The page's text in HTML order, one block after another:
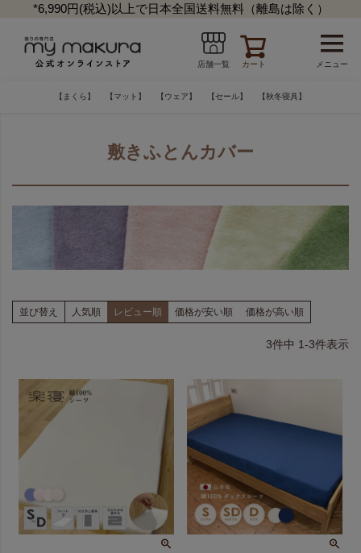
*6,990円(税込)以上で日本全国送料無料（離島は除く）
店舗一覧 カート メニュー
【まくら】 【マット】 【ウェア】 【セール】 【秋冬寝具】
敷きふとんカバー
並び替え 人気順 レビュー順 価格が安い順 価格が高い順
3件中 1-3件表示